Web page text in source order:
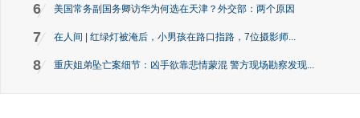
6 美国常务副国务卿访华为何选在天津？外交部：两个原因
7 在人间 | 红绿灯被淹后，小男孩在路口指路，7位摄影师...
8 重庆姐弟坠亡案细节：凶手欲靠悲情蒙混 警方现场勘察发现...